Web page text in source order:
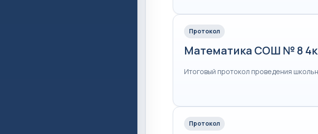
Протокол
Математика СОШ № 8
Итоговый протокол проведения
Протокол